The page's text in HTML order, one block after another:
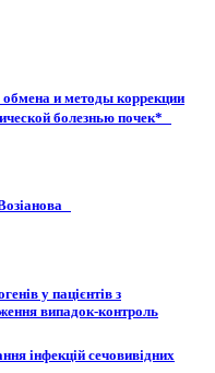
и методы коррекции
болезнью почек*
у пацієнтів з
випадок-контроль
інфекцій сечовивідних